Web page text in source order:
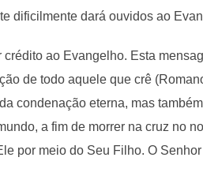
dificilmente dará ouvidos ao
ao Evangelho. Esta
de todo aquele que crê
condenação eterna, mas
a fim de morrer na cruz no
por meio do Seu Filho. O